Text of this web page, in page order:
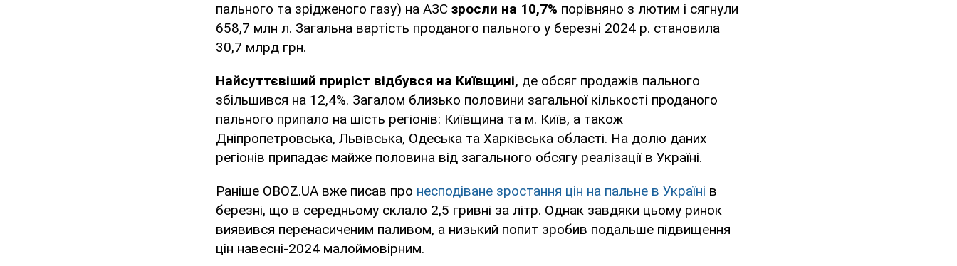
пального та зрідженого газу) на АЗС зросли на 10,7% порівняно з лютим і сягнули
658,7 млн л. Загальна вартість проданого пального у березні 2024 р. становила
30,7 млрд грн.
Найсуттєвіший приріст відбувся на Київщині, де обсяг продажів пального
збільшився на 12,4%. Загалом близько половини загальної кількості проданого
пального припало на шість регіонів: Київщина та м. Київ, а також
Дніпропетровська, Львівська, Одеська та Харківська області. На долю даних
регіонів припадає майже половина від загального обсягу реалізації в Україні.
Раніше OBOZ.UA вже писав про несподіване зростання цін на пальне в Україні в
березні, що в середньому склало 2,5 гривні за літр. Однак завдяки цьому ринок
виявився перенасиченим паливом, а низький попит зробив подальше підвищення
цін навесні-2024 малоймовірним.